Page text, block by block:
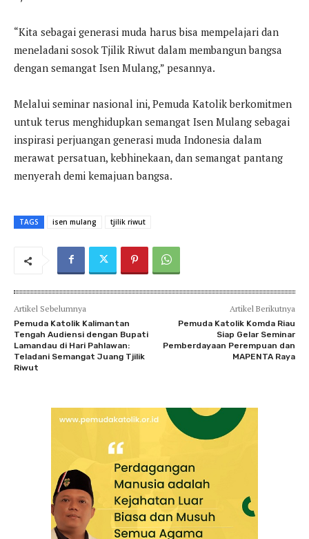
“Kita sebagai generasi muda harus bisa mempelajari dan
meneladani sosok Tjilik Riwut dalam membangun bangsa
dengan semangat Isen Mulang,” pesannya.
Melalui seminar nasional ini, Pemuda Katolik berkomitmen
untuk terus menghidupkan semangat Isen Mulang sebagai
inspirasi perjuangan generasi muda Indonesia dalam
merawat persatuan, kebhinekaan, dan semangat pantang
menyerah demi kemajuan bangsa.
TAGS isen mulang tjilik riwut
Artikel Sebelumnya
Pemuda Katolik Kalimantan
Tengah Audiensi dengan Bupati
Lamandau di Hari Pahlawan:
Teladani Semangat Juang Tjilik
Riwut
Artikel Berikutnya
Pemuda Katolik Komda Riau
Siap Gelar Seminar
Pemberdayaan Perempuan dan
MAPENTA Raya